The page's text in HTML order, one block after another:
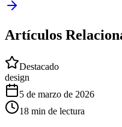
Artículos
Destacado
design
5 de marzo de 2026
18 min de lectura